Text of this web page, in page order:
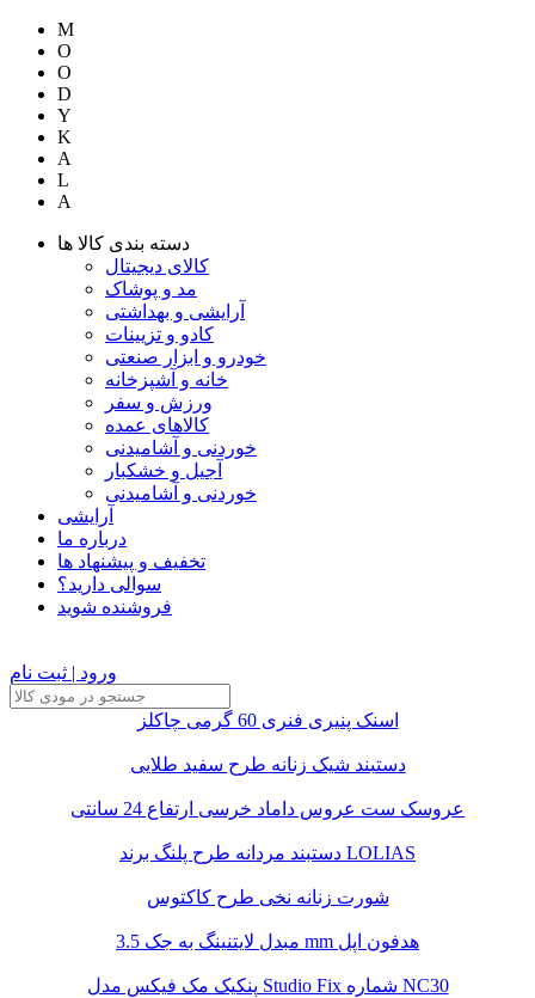
M
O
O
D
Y
K
A
L
A
دسته بندی کالا ها
کالای دیجیتال
مد و پوشاک
آرایشی و بهداشتی
کادو و تزیینات
خودرو و ابزار صنعتی
خانه و آشپزخانه
ورزش و سفر
کالاهای عمده
خوردنی و آشامیدنی
آجیل و خشکبار
خوردنی و آشامیدنی
آرایشی
درباره ما
تخفیف و پیشنهاد ها
سوالی دارید؟
فروشنده شوید
ورود | ثبت نام
اسنک پنیری فنری 60 گرمی چاکلز
دستبند شیک زنانه طرح سفید طلایی
عروسک ست عروس داماد خرسی ارتفاع 24 سانتی
دستبند مردانه طرح پلنگ برند LOLIAS
شورت زنانه نخی طرح کاکتوس
مبدل لایتنینگ به جک 3.5 mm هدفون اپل
پنکیک مک فیکس مدل Studio Fix شماره NC30